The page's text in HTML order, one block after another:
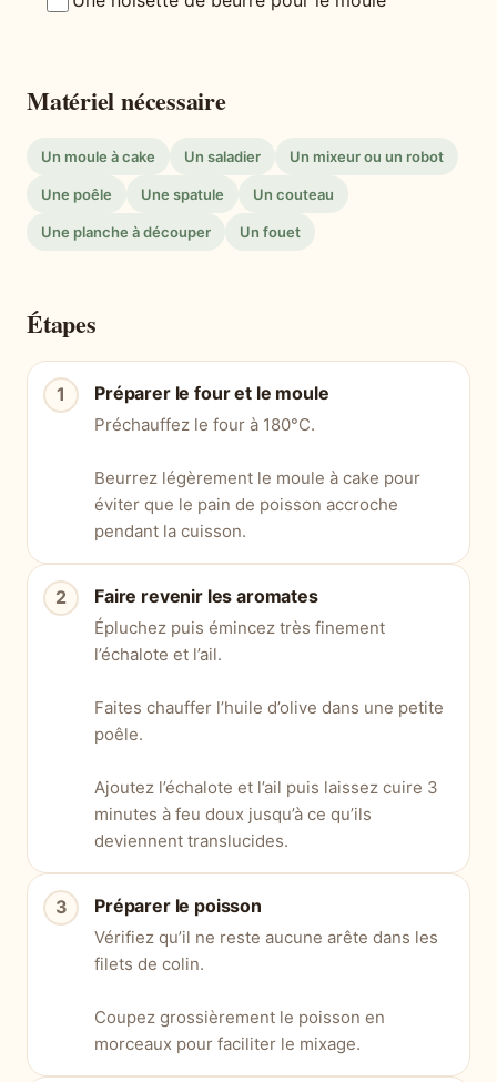
Matériel nécessaire
Un moule à cake Un saladier Un mixeur ou un robot
Une poêle Une spatule Un couteau
Une planche à découper Un fouet
Étapes
Préparer le four et le moule
Préchauffez le four à 180°C.
Beurrez légèrement le moule à cake pour
éviter que le pain de poisson accroche
pendant la cuisson.
Faire revenir les aromates
Épluchez puis émincez très finement
l’échalote et l’ail.
Faites chauffer l’huile d’olive dans une petite
poêle.
Ajoutez l’échalote et l’ail puis laissez cuire 3
minutes à feu doux jusqu’à ce qu’ils
deviennent translucides.
Préparer le poisson
Vérifiez qu’il ne reste aucune arête dans les
filets de colin.
Coupez grossièrement le poisson en
morceaux pour faciliter le mixage.